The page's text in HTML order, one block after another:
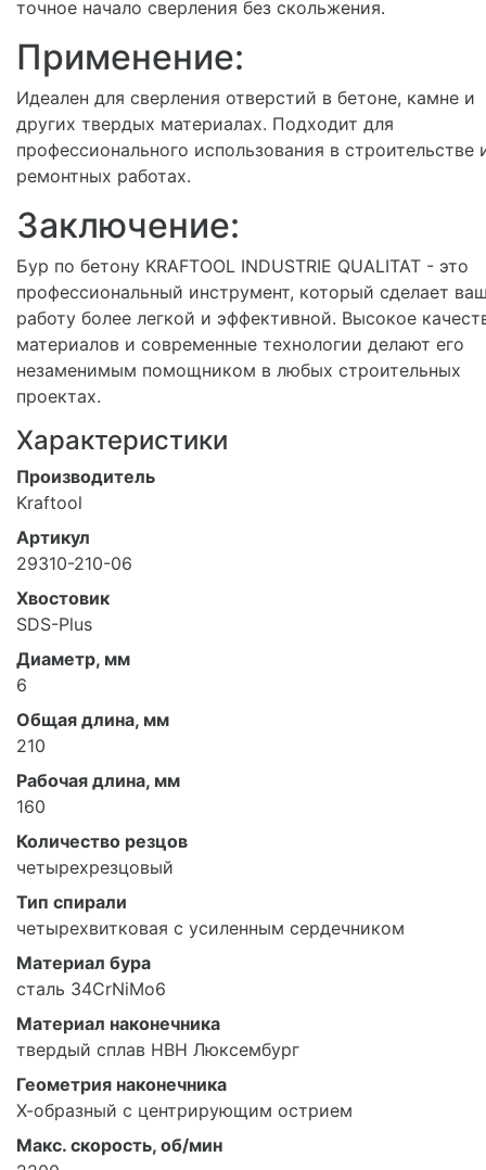
точное начало сверления без скольжения.
Применение:
Идеален для сверления отверстий в бетоне, камне и
других твердых материалах. Подходит для
профессионального использования в строительстве
ремонтных работах.
Заключение:
Бур по бетону KRAFTOOL INDUSTRIE QUALITAT - это
профессиональный инструмент, который сделает
работу более легкой и эффективной. Высокое
материалов и современные технологии делают его
незаменимым помощником в любых строительных
проектах.
Характеристики
Производитель
Kraftool
Артикул
29310-210-06
Хвостовик
SDS-Plus
Диаметр, мм
6
Общая длина, мм
210
Рабочая длина, мм
160
Количество резцов
четырехрезцовый
Тип спирали
четырехвитковая с усиленным сердечником
Материал бура
сталь 34CrNiMo6
Материал наконечника
твердый сплав HBH Люксембург
Геометрия наконечника
Х-образный с центрирующим острием
Макс. скорость, об/мин